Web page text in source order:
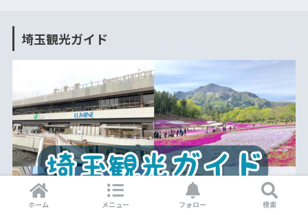
埼玉観光ガイド
ホーム メニュー フォロー 検索